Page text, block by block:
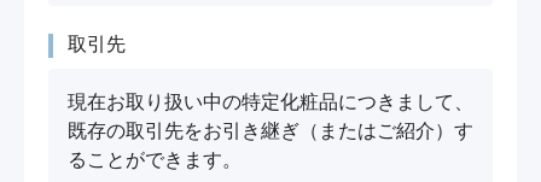
取引先
現在お取り扱い中の特定化粧品につきまして、
既存の取引先をお引き継ぎ（またはご紹介）す
ることができます。